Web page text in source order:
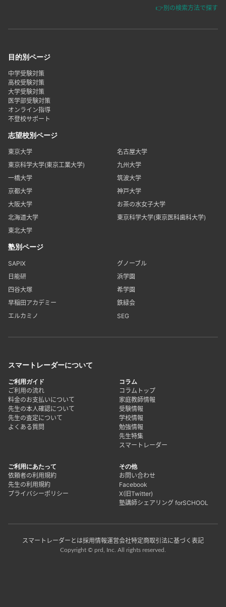
👉別の検索方法で探す
目的別ページ
中学受験対策
高校受験対策
大学受験対策
医学部受験対策
オンライン指導
不登校サポート
志望校別ページ
東京大学
名古屋大学
東京科学大学(東京工業大学)
九州大学
一橋大学
筑波大学
京都大学
神戸大学
大阪大学
お茶の水女子大学
北海道大学
東京科学大学(東京医科歯科大学)
東北大学
塾別ページ
SAPIX
グノーブル
日能研
浜学園
四谷大塚
希学園
早稲田アカデミー
鉄緑会
エルカミノ
SEG
スマートレーダーについて
ご利用ガイド
ご利用の流れ
料金のお支払いについて
先生の本人確認について
先生の査定について
よくある質問
コラム
コラムトップ
家庭教師情報
受験情報
学校情報
勉強情報
先生特集
スマートレーダー
ご利用にあたって
依頼者の利用規約
先生の利用規約
プライバシーポリシー
その他
お問い合わせ
Facebook
X(旧Twitter)
塾講師シェアリング forSCHOOL
スマートレーダーとは採用情報運営会社特定商取引法に基づく表記
Copyright © prd, Inc. All rights reserved.